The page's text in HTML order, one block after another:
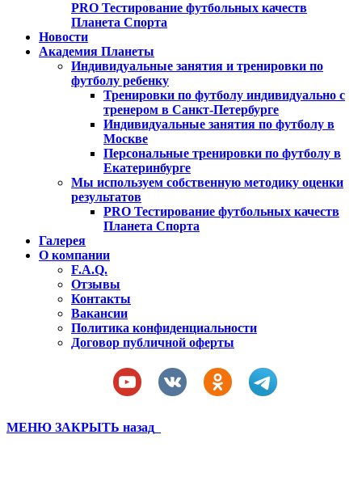
PRO Тестирование футбольных качеств
Планета Спорта
Новости
Академия Планеты
Индивидуальные занятия и тренировки по
футболу ребенку
Тренировки по футболу индивидуально с
тренером в Санкт-Петербурге
Индивидуальные занятия по футболу в
Москве
Персональные тренировки по футболу в
Екатеринбурге
Мы используем собственную методику оценки
результатов
PRO Тестирование футбольных качеств
Планета Спорта
Галерея
О компании
F.A.Q.
Отзывы
Контакты
Вакансии
Политика конфиденциальности
Договор публичной оферты
МЕНЮ ЗАКРЫТЬ назад